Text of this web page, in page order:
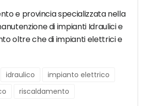
e provincia specializzata nella
di impianti Idraulici e
oltre che di impianti elettrici e
idraulico
impianto elettrico
riscaldamento